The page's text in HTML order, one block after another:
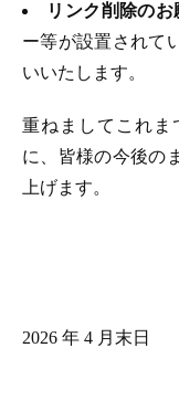
リンク削除のお
ー等が設置されて
いいたします。
重ねましてこれま
に、皆様の今後の
上げます。
2026 年 4 月末日